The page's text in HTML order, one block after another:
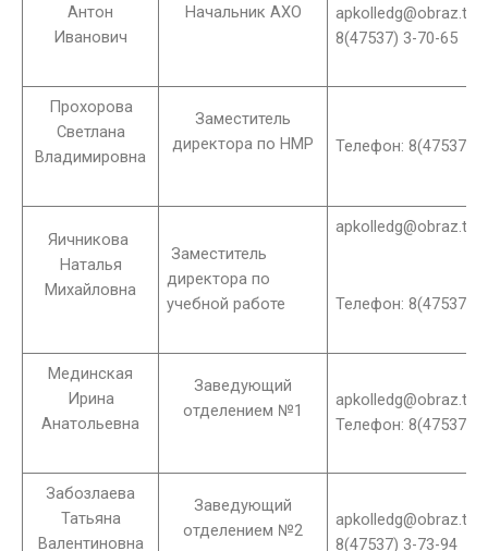
Антон
Иванович
Начальник АХО
8(47537) 3-70-65
Прохорова
Светлана
Владимировна
Заместитель
директора по НМР
Телефон: 8(47537)
Яичникова
Наталья
Михайловна
Заместитель
директора по
учебной работе
Телефон: 8(47537)
Мединская
Ирина
Анатольевна
Заведующий
отделением №1
Телефон: 8(47537)
Забозлаева
Татьяна
Валентиновна
Заведующий
отделением №2
8(47537) 3-73-94